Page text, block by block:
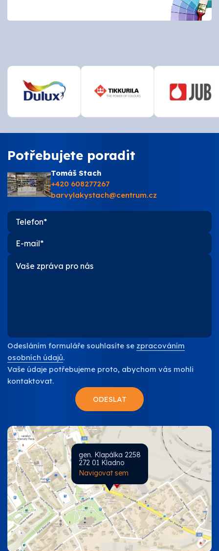
O nás
Potřebujete poradit
Tomáš Stach
+420 608277267
barvylakystach@centrum.cz
Odesláním formuláře souhlasíte se zpracováním
osobních údajů.
Vaše údaje potřebujeme proto, abychom vás mohli
kontaktovat.
gen. Klapálka 2258
272 01 Kladno
Navigovat sem